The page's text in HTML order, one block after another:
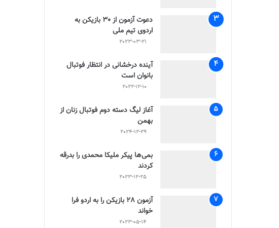
دعوت آزمون از 30 بازیکن به
اردوی تیم ملی
2023-03-21
آینده درخشانی در انتظار فوتبال
بانوان است
2022-12-10
آغاز لیگ دسته دوم فوتبال زنان از
بهمن
2024-12-29
بمی‌ها پیکر ملیکا محمدی را بدرقه
کردند
2023-12-25
آزمون 28 بازیکن را به اردو فرا
خواند
2023-05-14